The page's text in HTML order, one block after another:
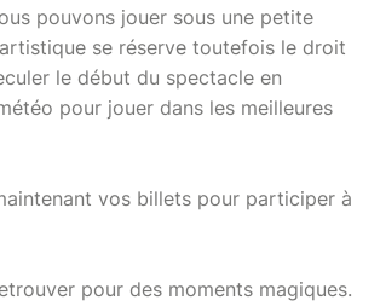
pouvons jouer sous une petite
se réserve toutefois le droit
le début du spectacle en
pour jouer dans les meilleures
vos billets pour participer à
pour des moments magiques.